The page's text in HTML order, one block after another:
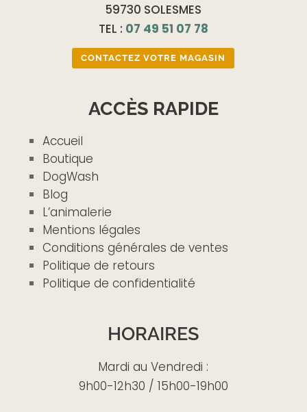
59730 SOLESMES
TEL : 07 49 51 07 78
CONTACTEZ VOTRE MAGASIN
ACCÈS RAPIDE
Accueil
Boutique
DogWash
Blog
L’animalerie
Mentions légales
Conditions générales de ventes
Politique de retours
Politique de confidentialité
HORAIRES
Mardi au Vendredi :
9h00-12h30 / 15h00-19h00